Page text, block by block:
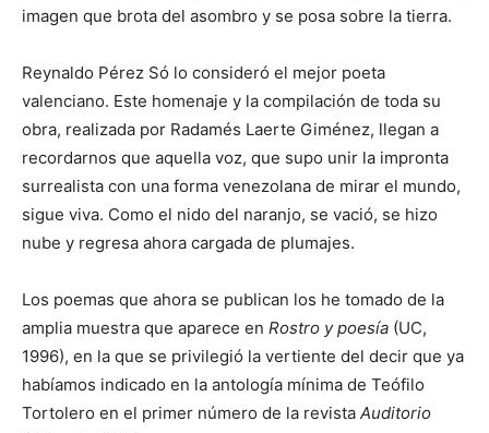
imagen que brota del asombro y se posa sobre la tierra.
Reynaldo Pérez Só lo consideró el mejor poeta
valenciano. Este homenaje y la compilación de toda su
obra, realizada por Radamés Laerte Giménez, llegan a
recordarnos que aquella voz, que supo unir la impronta
surrealista con una forma venezolana de mirar el mundo,
sigue viva. Como el nido del naranjo, se vació, se hizo
nube y regresa ahora cargada de plumajes.
Los poemas que ahora se publican los he tomado de la
amplia muestra que aparece en Rostro y poesía (UC,
1996), en la que se privilegió la vertiente del decir que ya
habíamos indicado en la antología mínima de Teófilo
Tortolero en el primer número de la revista Auditorio